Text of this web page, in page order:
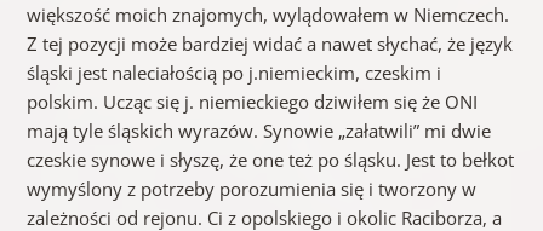
większość moich znajomych, wylądowałem w Niemczech.
Z tej pozycji może bardziej widać a nawet słychać, że język
śląski jest naleciałością po j.niemieckim, czeskim i
polskim. Ucząc się j. niemieckiego dziwiłem się że ONI
mają tyle śląskich wyrazów. Synowie „załatwili” mi dwie
czeskie synowe i słyszę, że one też po śląsku. Jest to bełkot
wymyślony z potrzeby porozumienia się i tworzony w
zależności od rejonu. Ci z opolskiego i okolic Raciborza, a